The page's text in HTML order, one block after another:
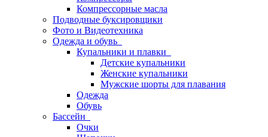
Компрессорные масла
Подводные буксировщики
Фото и Видеотехника
Одежда и обувь
Купальники и плавки
Детские купальники
Женские купальники
Мужские шорты для плавания
Одежда
Обувь
Бассейн
Очки